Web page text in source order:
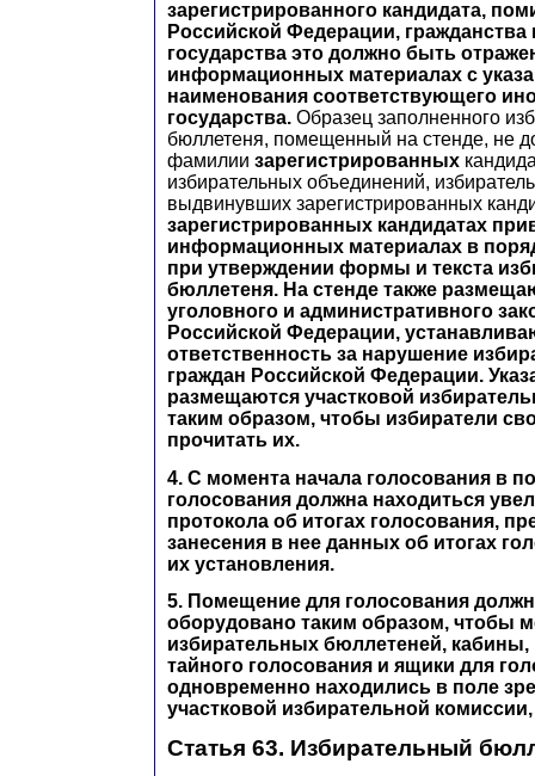
зарегистрированного кандидата,
Российской Федерации, гражданства
государства это должно быть
информационных материалах с
наименования соответствующего
государства. Образец заполненного
бюллетеня, помещенный на стенде, не
фамилии зарегистрированных
избирательных объединений,
выдвинувших зарегистрированных
зарегистрированных кандидатах
информационных материалах в
при утверждении формы и текста
бюллетеня. На стенде также
уголовного и административного
Российской Федерации,
ответственность за нарушение
граждан Российской Федерации.
размещаются участковой
таким образом, чтобы избиратели
прочитать их.
4. С момента начала голосования в
голосования должна находиться
протокола об итогах голосования,
занесения в нее данных об итогах
их установления.
5. Помещение для голосования
оборудовано таким образом, чтобы
избирательных бюллетеней,
тайного голосования и ящики для
одновременно находились в поле
участковой избирательной
Статья 63. Избирательный